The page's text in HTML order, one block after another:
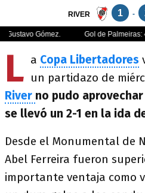
L a Copa Libertadores
un partidazo de
River no pudo
se llevó un 2-1 en la ida
Desde el Monumental de
Abel Ferreira fueron
importante ventaja como